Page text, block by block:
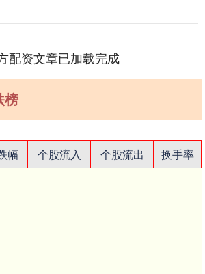
配资文章已加载完成
榜
幅 个股流入 个股流出 换手率